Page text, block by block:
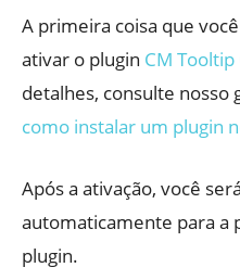
A primeira coisa que
ativar o plugin CM
detalhes, consulte nosso
como instalar um plugin
Após a ativação, você
automaticamente para a
plugin.